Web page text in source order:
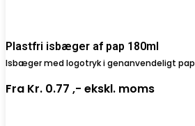
Plastfri isbæger af pap 180ml
Isbæger med logotryk i genanvendeligt pap
Fra Kr. 0.77 ,- ekskl. moms